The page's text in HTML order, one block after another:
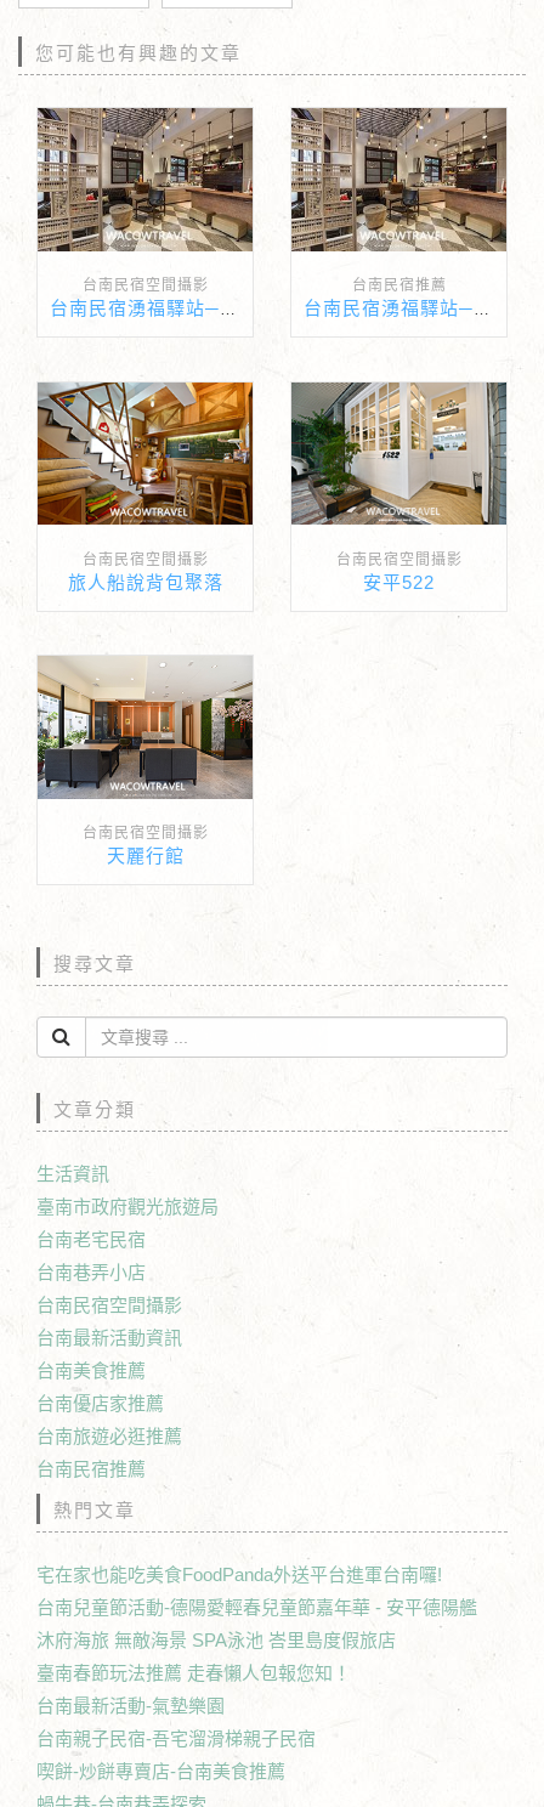
您可能也有興趣的文章
台南民宿空間攝影
台南民宿湧福驛站─感受台南古宅的獨特魅力
台南民宿推薦
台南民宿湧福驛站─感受台南古宅的獨特魅力
台南民宿空間攝影
旅人船說背包聚落
台南民宿空間攝影
安平522
台南民宿空間攝影
天麗行館
搜尋文章
文章分類
生活資訊
臺南市政府觀光旅遊局
台南老宅民宿
台南巷弄小店
台南民宿空間攝影
台南最新活動資訊
台南美食推薦
台南優店家推薦
台南旅遊必逛推薦
台南民宿推薦
熱門文章
宅在家也能吃美食FoodPanda外送平台進軍台南囉!
台南兒童節活動-德陽愛輕春兒童節嘉年華 - 安平德陽艦
沐府海旅 無敵海景 SPA泳池 峇里島度假旅店
臺南春節玩法推薦 走春懶人包報您知！
台南最新活動-氣墊樂園
台南親子民宿-吾宅溜滑梯親子民宿
喫餅-炒餅專賣店-台南美食推薦